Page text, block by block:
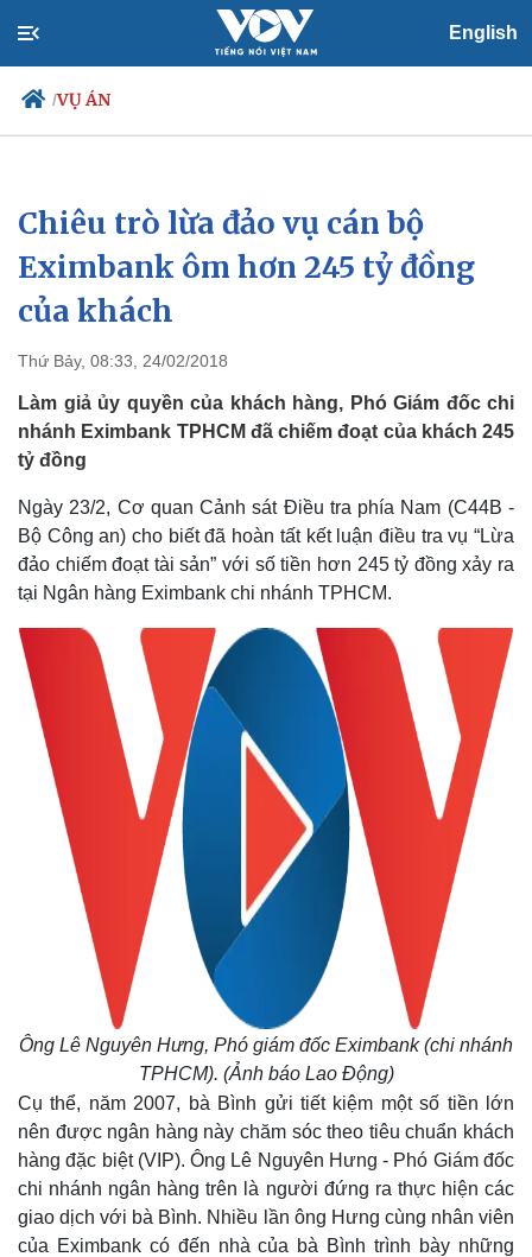
English
/VỤ ÁN
Chính trị
Đảng
Tổ chức nhân sự
Quốc hội
Xã hội
Tin 24h
Dự báo thời tiết
Chiêu trò lừa đảo vụ cán bộ
Eximbank ôm hơn 245 tỷ đồng
của khách
Thứ Bảy, 08:33, 24/02/2018
Làm giả ủy quyền của khách hàng, Phó Giám đốc chi
nhánh Eximbank TPHCM đã chiếm đoạt của khách 245
tỷ đồng
Ngày 23/2, Cơ quan Cảnh sát Điều tra phía Nam (C44B -
Bộ Công an) cho biết đã hoàn tất kết luận điều tra vụ “Lừa
đảo chiếm đoạt tài sản” với số tiền hơn 245 tỷ đồng xảy ra
tại Ngân hàng Eximbank chi nhánh TPHCM.
Ông Lê Nguyên Hưng, Phó giám đốc Eximbank (chi nhánh
TPHCM). (Ảnh báo Lao Động)
Cụ thể, năm 2007, bà Bình gửi tiết kiệm một số tiền lớn
nên được ngân hàng này chăm sóc theo tiêu chuẩn khách
hàng đặc biệt (VIP). Ông Lê Nguyên Hưng - Phó Giám đốc
chi nhánh ngân hàng trên là người đứng ra thực hiện các
giao dịch với bà Bình. Nhiều lần ông Hưng cùng nhân viên
của Eximbank có đến nhà của bà Bình trình bày những